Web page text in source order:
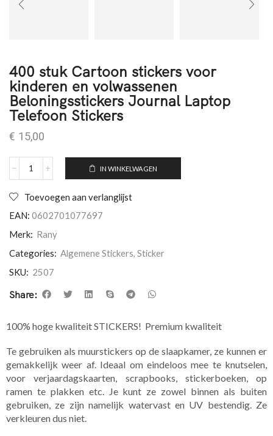
400 stuk Cartoon stickers voor
kinderen en volwassenen
Beloningsstickers Journal Laptop
Telefoon Stickers
€ 15,00
IN WINKELWAGEN
Toevoegen aan verlanglijst
EAN: 0602701077697
Merk: Rany
Categories: Algemene Stickers, Sticker
SKU: 2507
Share:
100% hoge kwaliteit STICKERS! Premium kwaliteit
Te gebruiken als muurstickers op de slaapkamer, ze kunnen er
gemakkelijk weer af. Ideaal om eindeloos mee te knutselen,
voor verjaardagskaarten, scrapbooks, stickerboeken, op
ramen te plakken etc. Je kunt ze zowel binnen als buiten
gebruiken, ze zijn namelijk watervast en UV bestendig. Ze
verkleuren dus niet.